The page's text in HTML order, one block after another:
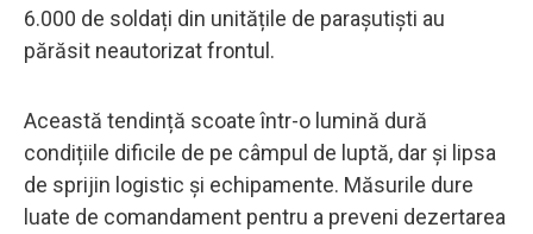
6.000 de soldați din unitățile de parașutiști au
părăsit neautorizat frontul.
Această tendință scoate într-o lumină dură
condițiile dificile de pe câmpul de luptă, dar și lipsa
de sprijin logistic și echipamente. Măsurile dure
luate de comandament pentru a preveni dezertarea